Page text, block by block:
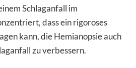
Schlaganfall im
dass ein rigoroses
kann, die Hemianopsie auch
zu verbessern.